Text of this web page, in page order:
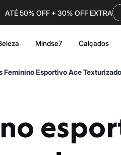
ATÉ 50% OFF + 30% OFF EXTRA
Mindse7 Calçados
Feminino Esportivo Ace